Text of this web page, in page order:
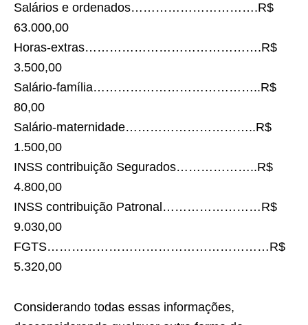
Salários e ordenados………………………….R$
63.000,00
Horas-extras…………………………………….R$
3.500,00
Salário-família…………………………………..R$
80,00
Salário-maternidade…………………………..R$
1.500,00
INSS contribuição Segurados………………..R$
4.800,00
INSS contribuição Patronal……………………R$
9.030,00
FGTS………………………………………………R$
5.320,00
Considerando todas essas informações,